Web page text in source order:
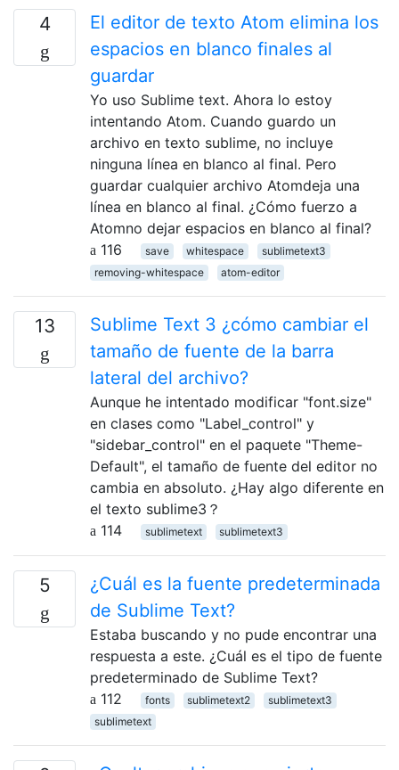
4
El editor de texto Atom elimina los
espacios en blanco finales al
guardar
Yo uso Sublime text. Ahora lo estoy
intentando Atom. Cuando guardo un
archivo en texto sublime, no incluye
ninguna línea en blanco al final. Pero
guardar cualquier archivo Atomdeja una
línea en blanco al final. ¿Cómo fuerzo a
Atomno dejar espacios en blanco al final?
116
save whitespace
sublimetext3
removing-whitespace
atom-editor
13
Sublime Text 3 ¿cómo cambiar el
tamaño de fuente de la barra
lateral del archivo?
Aunque he intentado modificar "font.size"
en clases como "Label_control" y
"sidebar_control" en el paquete "Theme-
Default", el tamaño de fuente del editor no
cambia en absoluto. ¿Hay algo diferente en
el texto sublime3？
114
sublimetext sublimetext3
5
¿Cuál es la fuente predeterminada
de Sublime Text?
Estaba buscando y no pude encontrar una
respuesta a este. ¿Cuál es el tipo de fuente
predeterminado de Sublime Text?
112
fonts sublimetext2
sublimetext3
sublimetext